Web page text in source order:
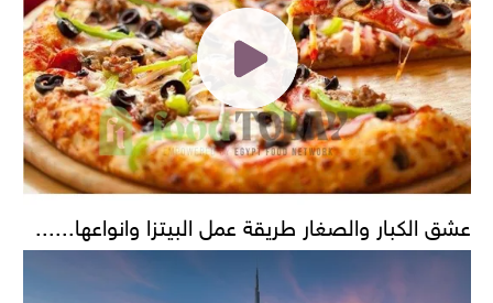
عشق الكبار والصغار طريقة عمل البيتزا وانواعها......